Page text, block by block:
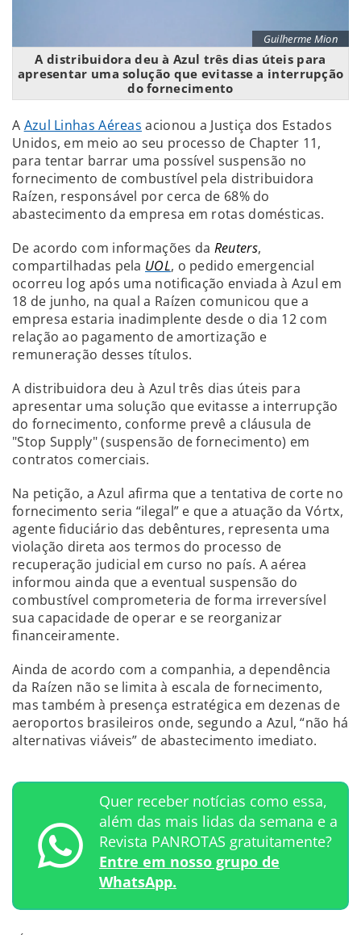
Guilherme Mion
A distribuidora deu à Azul três dias úteis para
apresentar uma solução que evitasse a interrupção
do fornecimento
A Azul Linhas Aéreas acionou a Justiça dos Estados
Unidos, em meio ao seu processo de Chapter 11,
para tentar barrar uma possível suspensão no
fornecimento de combustível pela distribuidora
Raízen, responsável por cerca de 68% do
abastecimento da empresa em rotas domésticas.
De acordo com informações da Reuters,
compartilhadas pela UOL, o pedido emergencial
ocorreu log após uma notificação enviada à Azul em
18 de junho, na qual a Raízen comunicou que a
empresa estaria inadimplente desde o dia 12 com
relação ao pagamento de amortização e
remuneração desses títulos.
A distribuidora deu à Azul três dias úteis para
apresentar uma solução que evitasse a interrupção
do fornecimento, conforme prevê a cláusula de
"Stop Supply" (suspensão de fornecimento) em
contratos comerciais.
Na petição, a Azul afirma que a tentativa de corte no
fornecimento seria “ilegal” e que a atuação da Vórtx,
agente fiduciário das debêntures, representa uma
violação direta aos termos do processo de
recuperação judicial em curso no país. A aérea
informou ainda que a eventual suspensão do
combustível comprometeria de forma irreversível
sua capacidade de operar e se reorganizar
financeiramente.
Ainda de acordo com a companhia, a dependência
da Raízen não se limita à escala de fornecimento,
mas também à presença estratégica em dezenas de
aeroportos brasileiros onde, segundo a Azul, “não há
alternativas viáveis” de abastecimento imediato.
Quer receber notícias como essa,
além das mais lidas da semana e a
Revista PANROTAS gratuitamente?
Entre em nosso grupo de
WhatsApp.